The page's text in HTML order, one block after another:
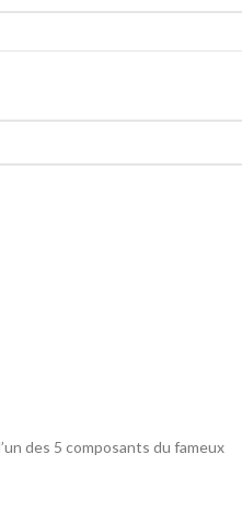
des 5 composants du fameux